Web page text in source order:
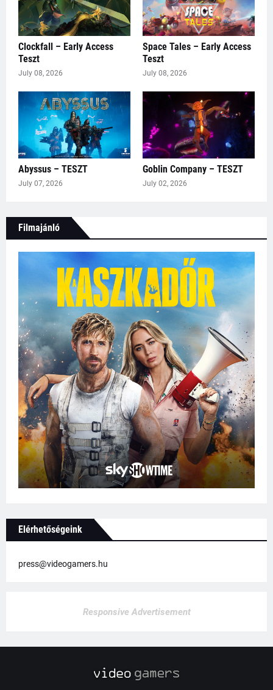
Clockfall – Early Access
Teszt
July 08, 2026
Space Tales – Early Access
Teszt
July 08, 2026
Abyssus – TESZT
July 07, 2026
Goblin Company – TESZT
July 02, 2026
Filmajánló
Elérhetőségeink
press@videogamers.hu
Responsive Advertisement